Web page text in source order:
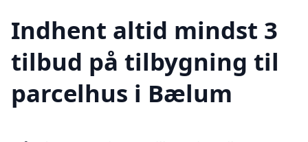
Indhent altid mindst 3
tilbud på tilbygning til
parcelhus i Bælum